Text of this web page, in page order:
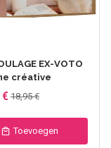
EX-VOTO
créative
€ 18,95 €
Toevoegen